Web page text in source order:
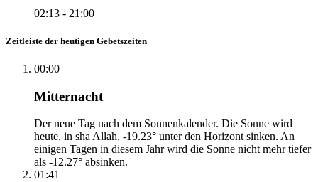
02:13 - 21:00
Zeitleiste der heutigen Gebetszeiten
00:00
Mitternacht
Der neue Tag nach dem Sonnenkalender. Die Sonne wird
heute, in sha Allah, -19.23° unter den Horizont sinken. An
einigen Tagen in diesem Jahr wird die Sonne nicht mehr tiefer
als -12.27° absinken.
01:41